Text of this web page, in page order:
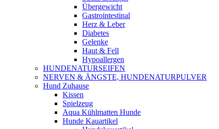
Übergewicht
Gastrointestinal
Herz & Leber
Diabetes
Gelenke
Haut & Fell
Hypoallergen
HUNDENATURSEIFEN
NERVEN & ÄNGSTE, HUNDENATURPULVER
Hund Zuhause
Kissen
Spielzeug
Aqua Kühlmatten Hunde
Hunde Kauartikel